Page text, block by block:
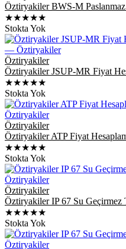
Öztiryakiler BWS-M
★★★★★
Stokta Yok
Öztiryakiler
Öztiryakiler JSUP-MR Fiyat
★★★★★
Stokta Yok
Öztiryakiler
Öztiryakiler ATP Fiyat
★★★★★
Stokta Yok
Öztiryakiler
Öztiryakiler IP 67 Su Geçirmez
★★★★★
Stokta Yok